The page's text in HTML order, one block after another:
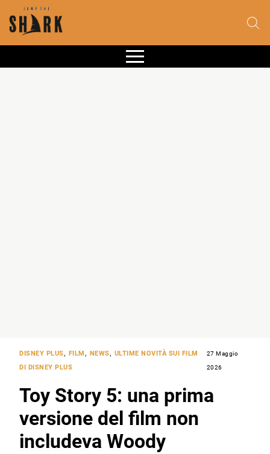
DISNEY PLUS, FILM , NEWS, ULTIME NOVITÀ SUI FILM
DI DISNEY PLUS
27 Maggio
2026
Toy Story 5: una prima
versione del film non
includeva Woody